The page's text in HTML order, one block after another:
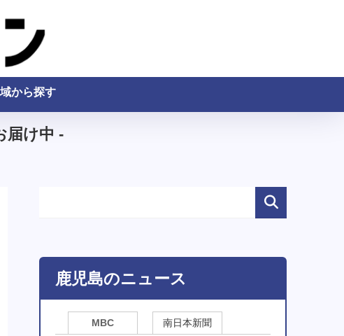
から探す
届け中 -
鹿児島のニュース
MBC 南日本新聞